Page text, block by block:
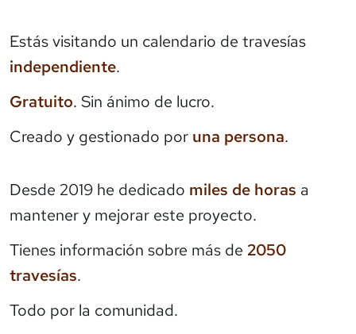
Estás visitando un calendario de travesías
independiente.
Gratuito. Sin ánimo de lucro.
Creado y gestionado por una persona.
Desde 2019 he dedicado miles de horas a
mantener y mejorar este proyecto.
Tienes información sobre más de 2050
travesías.
Todo por la comunidad.